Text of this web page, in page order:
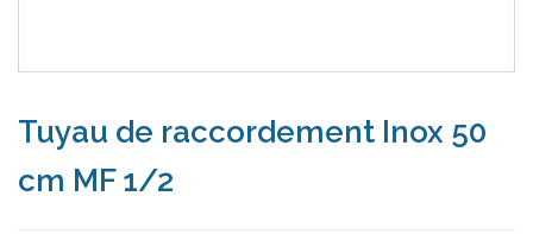
Tuyau de raccordement Inox 50
cm MF 1/2